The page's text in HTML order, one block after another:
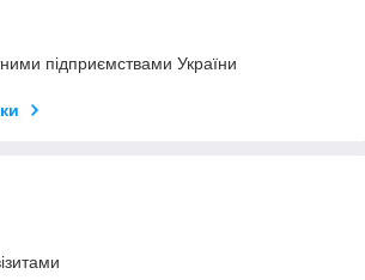
підприємствами України